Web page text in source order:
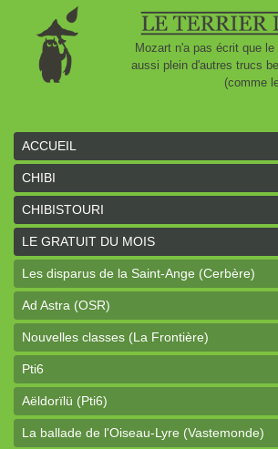
Mozart n'a pas écrit que
aussi plein d'autres trucs
(comme
ACCUEIL
CHIBI
CHIBISTOURI
LE GRATUIT DU MOIS
Les disparus de la Saint-Ange (Cerbère)
Ad Astra (OSR)
Nouvelles classes (La Frontière)
Pti6
Aëldorïlü (Pti6)
La ballade de l'Oiseau-Lyre (Vastemonde)